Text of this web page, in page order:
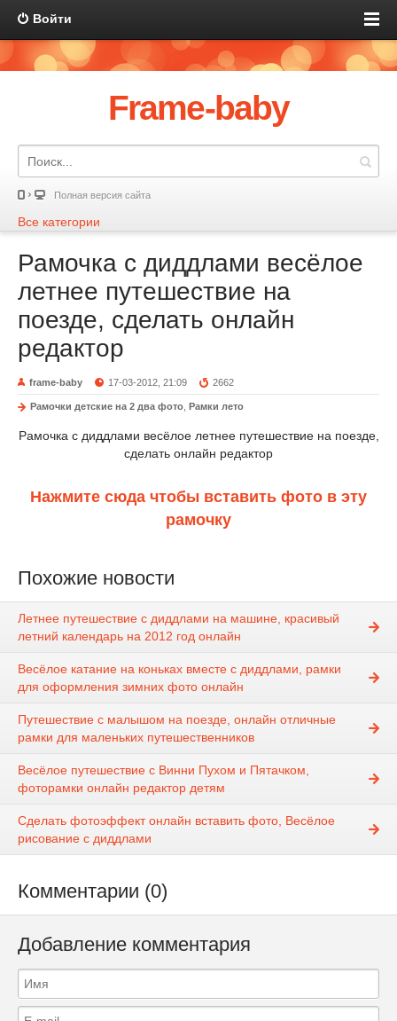
Войти
Frame-baby
Полная версия сайта
Все категории
Рамочка с диддлами весёлое
летнее путешествие на
поезде, сделать онлайн
редактор
frame-baby 17-03-2012, 21:09 2662
Рамочки детские на 2 два фото Рамки лето
Рамочка с диддлами весёлое летнее путешествие на поезде,
сделать онлайн редактор
Нажмите сюда чтобы вставить фото в эту
рамочку
Похожие новости
Летнее путешествие с диддлами на машине, красивый
летний календарь на 2012 год онлайн
Весёлое катание на коньках вместе с диддлами, рамки
для оформления зимних фото онлайн
Путешествие с малышом на поезде, онлайн отличные
рамки для маленьких путешественников
Весёлое путешествие с Винни Пухом и Пятачком,
фоторамки онлайн редактор детям
Сделать фотоэффект онлайн вставить фото, Весёлое
рисование с диддлами
Комментарии (0)
Добавление комментария